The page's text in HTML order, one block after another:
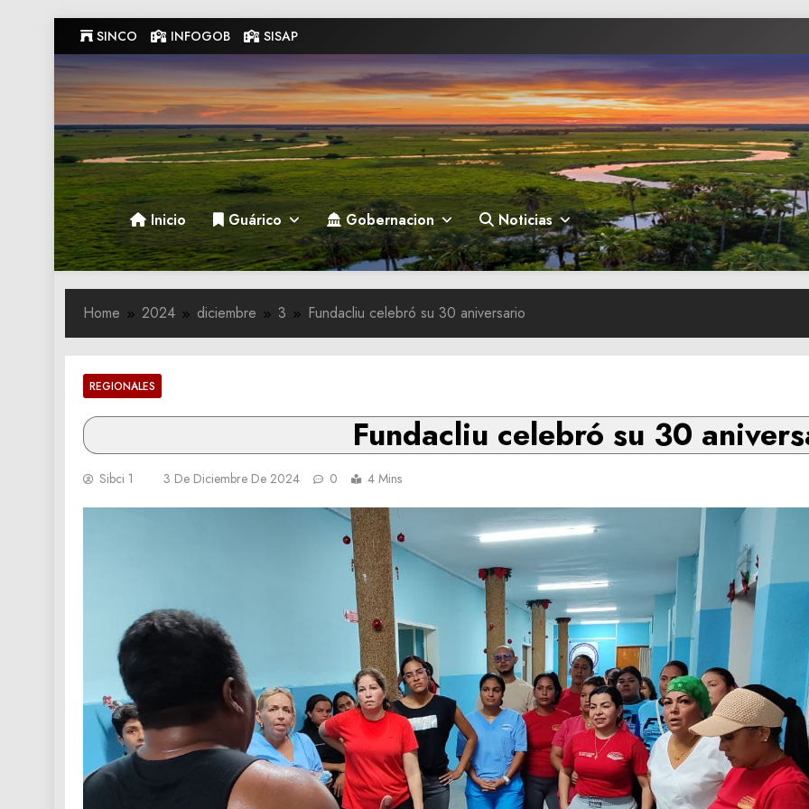
to
content
SINCO INFOGOB SISAP
Gobernacion de Guarico
Gobernacion de Guarico
Inicio Guárico Gobernacion Noticias
Home 2024 diciembre 3 Fundacliu celebró su 30 aniversario
REGIONALES
Fundacliu celebró su 30
Sibci 1 3 De Diciembre De 2024 0 4 Mins